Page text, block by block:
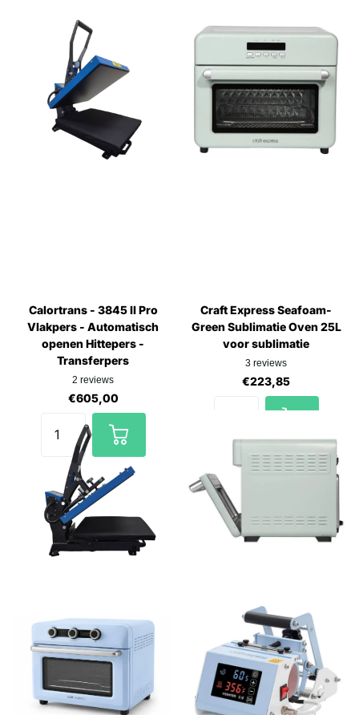
Calortrans - 3845 II Pro
Vlakpers - Automatisch
openen Hittepers -
Transferpers
2 reviews
€605,00
Craft Express Seafoam-
Green Sublimatie Oven 25L
voor sublimatie
3 reviews
€223,85